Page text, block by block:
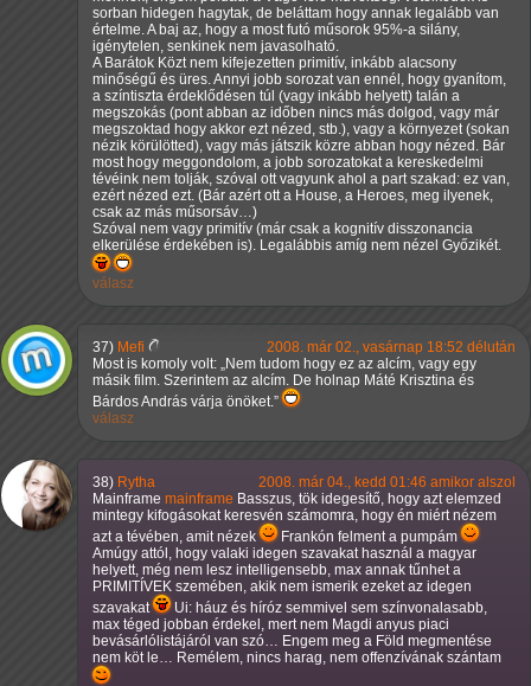
sorban hidegen hagytak, de beláttam hogy annak legalább van
értelme. A baj az, hogy a most futó műsorok 95%-a silány,
igénytelen, senkinek nem javasolható.
A Barátok Közt nem kifejezetten primitív, inkább alacsony
minőségű és üres. Annyi jobb sorozat van ennél, hogy gyanítom,
a színtiszta érdeklődésen túl (vagy inkább helyett) talán a
megszokás (pont abban az időben nincs más dolgod, vagy már
megszoktad hogy akkor ezt nézed, stb.), vagy a környezet (sokan
nézik körülötted), vagy más játszik közre abban hogy nézed. Bár
most hogy meggondolom, a jobb sorozatokat a kereskedelmi
tévéink nem tolják, szóval ott vagyunk ahol a part szakad: ez van,
ezért nézed ezt. (Bár azért ott a House, a Heroes, meg ilyenek,
csak az más műsorsáv…)
Szóval nem vagy primitív (már csak a kognitív disszonancia
elkerülése érdekében is). Legalábbis amíg nem nézel Győzikét.
válasz
37) Mefi
2008. már 02., vasárnap 18:52 délután
Most is komoly volt:
Nem tudom hogy ez az alcím, vagy egy
másik film. Szerintem az alcím. De holnap Máté Krisztina és
Bárdos András várja önöket.
válasz
38) Rytha
2008. már 04., kedd 01:46 amikor alszol
Mainframe mainframe Basszus, tök idegesítő, hogy azt elemzed
mintegy kifogásokat keresvén számomra, hogy én miért nézem
azt a tévében, amit nézek
Frankón felment a pumpám
Amúgy attól, hogy valaki idegen szavakat használ a magyar
helyett, még nem lesz intelligensebb, max annak tűnhet a
PRIMITÍVEK szemében, akik nem ismerik ezeket az idegen
szavakat
Ui: háuz és híróz semmivel sem színvonalasabb,
max téged jobban érdekel, mert nem Magdi anyus piaci
bevásárlólistájáról van szó… Engem meg a Föld megmentése
nem köt le… Remélem, nincs harag, nem offenzívának szántam